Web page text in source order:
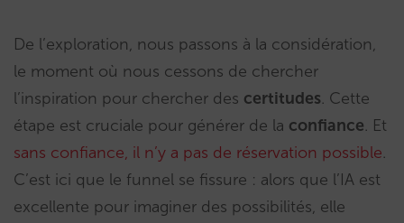
De l’exploration, nous passons à la considération,
le moment où nous cessons de chercher
l’inspiration pour chercher des certitudes. Cette
étape est cruciale pour générer de la confiance. Et
sans confiance, il n’y a pas de réservation possible.
C’est ici que le funnel se fissure : alors que l’IA est
excellente pour imaginer des possibilités, elle